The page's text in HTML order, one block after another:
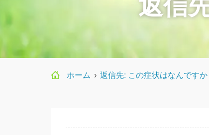
返信
ホーム › 返信先: この症状はなんですか